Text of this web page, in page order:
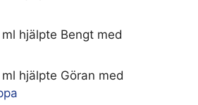
hjälpte Bengt med
hjälpte Göran med